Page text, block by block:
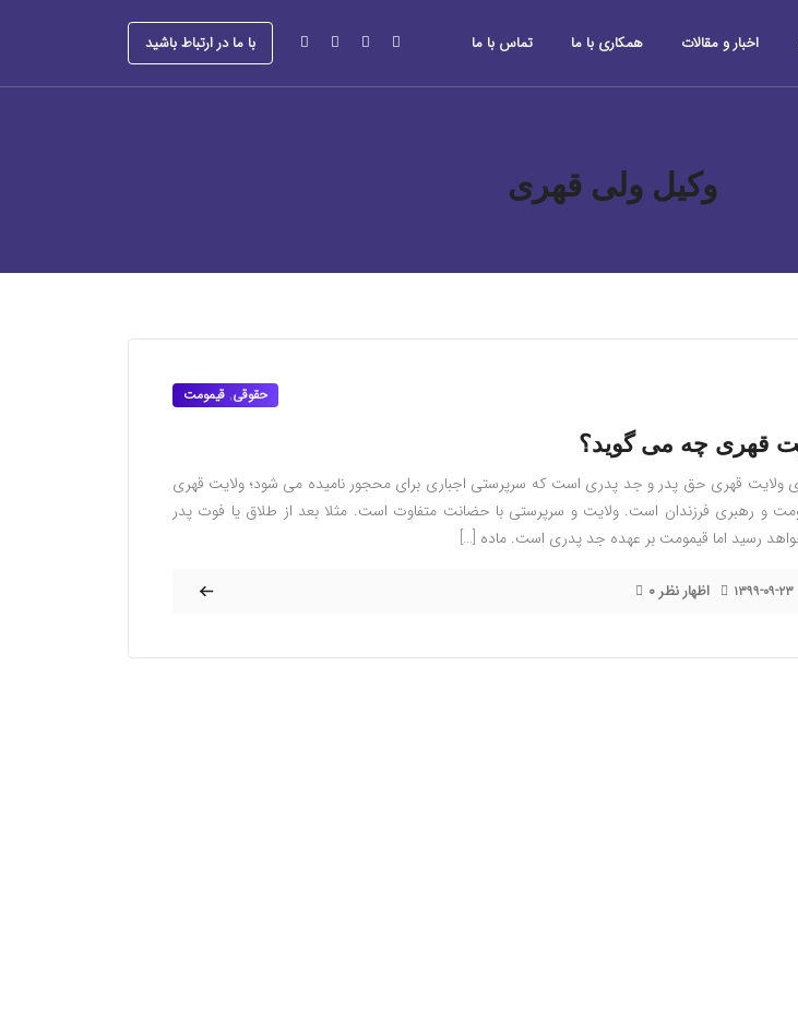
با ما در ارتباط باشید اخبار و مقالات همکاری با ما تماس با ما
وکیل ولی قهری
حقوقی, قیمومت
قهری چه می گوید؟
ولایت قهری حق پدر و جد پدری است که سرپرستی اجباری برای محجور نامیده می شود؛ ولایت قهری
و رهبری فرزندان است. ولایت و سرپرستی با حضانت متفاوت است. مثلا بعد از طلاق یا فوت پدر
رسید اما قیمومت بر عهده جد پدری است. ماده […]
۱۳۹۹-۰۹-۲۳ ۰ اظهار نظر